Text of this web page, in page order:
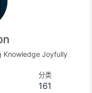
Knowledge Joyfully
分类
161